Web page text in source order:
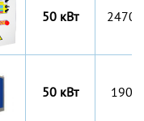
50 кВт
50 кВт